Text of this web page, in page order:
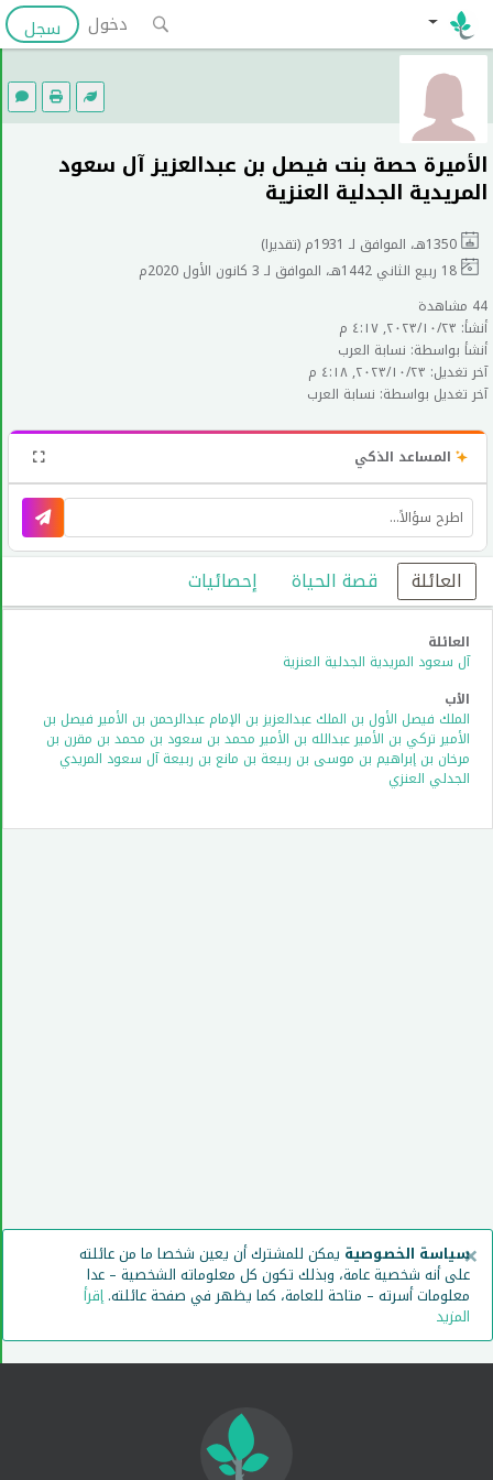
دخول سجل
الأميرة حصة بنت فيصل بن عبدالعزيز آل سعود
المريدية الجدلية العنزية
44 مشاهدة
أنشأ: ٢٣‏/١٠‏/٢٠٢٣, ٤:١٧ م
أنشأ بواسطة: نسابة العرب
آخر تغديل: ٢٣‏/١٠‏/٢٠٢٣, ٤:١٨ م
آخر تغديل بواسطة: نسابة العرب
المساعد الذكي
العائلة قصة الحياة إحصائيات
العائلة
آل سعود المريدية الجدلية العنزية
الأب
الملك فيصل الأول بن الملك عبدالعزيز بن الإمام عبدالرحمن بن الأمير فيصل بن
الأمير تركي بن الأمير عبدالله بن الأمير محمد بن سعود بن محمد بن مقرن بن
مرخان بن إبراهيم بن موسى بن ربيعة بن مانع بن ربيعة آل سعود المريدي
الجدلي العنزي
سياسة الخصوصية يمكن للمشترك أن يعين شخصا ما من عائلته
على أنه شخصية عامة، وبذلك تكون كل معلوماته الشخصية – عدا
معلومات أسرته – متاحة للعامة، كما يظهر في صفحة عائلته.إقرأ
المزيد
×